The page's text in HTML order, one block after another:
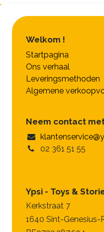
Welkom !
Startpagina
Ons verhaal
Leveringsmethoden
Algemene
Neem contact
02 361 51 55
Ypsi - Toys &
Kerkstraat 7
1640 Sint-Genesius-